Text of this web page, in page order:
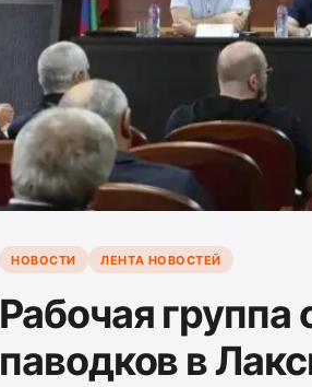
НОВОСТИ ЛЕНТА НОВОСТЕЙ
Рабочая
паводков в